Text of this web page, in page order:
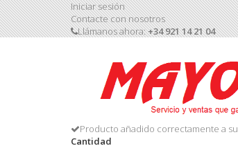
Iniciar sesión
Contacte con nosotros
Llámanos ahora:+34 921 14 21 04
Producto añadido correctamente a
Cantidad